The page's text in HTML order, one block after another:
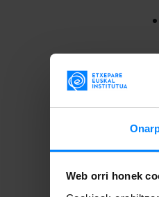
Web orri honek